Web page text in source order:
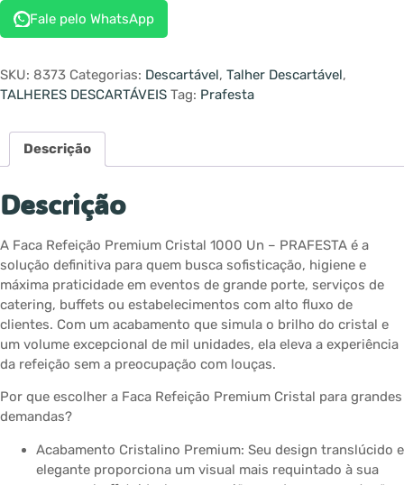
Fale pelo WhatsApp
SKU: 8373 Categorias: Descartável, Talher Descartável,
TALHERES DESCARTÁVEIS Tag: Prafesta
Descrição
Descrição
A Faca Refeição Premium Cristal 1000 Un – PRAFESTA é a
solução definitiva para quem busca sofisticação, higiene e
máxima praticidade em eventos de grande porte, serviços de
catering, buffets ou estabelecimentos com alto fluxo de
clientes. Com um acabamento que simula o brilho do cristal e
um volume excepcional de mil unidades, ela eleva a experiência
da refeição sem a preocupação com louças.
Por que escolher a Faca Refeição Premium Cristal para grandes
demandas?
Acabamento Cristalino Premium: Seu design translúcido e
elegante proporciona um visual mais requintado à sua